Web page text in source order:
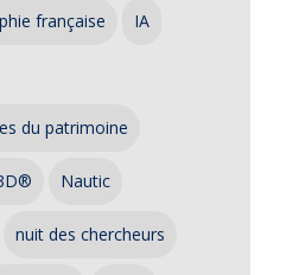
française IA
du patrimoine
Nautic
nuit des chercheurs